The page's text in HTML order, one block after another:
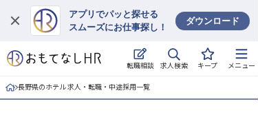
アプリでパッと探せる
スムーズにお仕事探し！
ダウンロード
転職相談 求人検索 キープ メニュー
ログイン
求人・施設を探す
長野県のホテル 求人・転職・中途採用一覧